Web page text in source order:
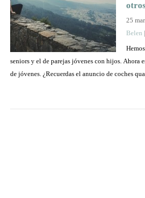
25
Belen
seniors y el de parejas jóvenes con hijos. Ahora
de jóvenes. ¿Recuerdas el anuncio de coches